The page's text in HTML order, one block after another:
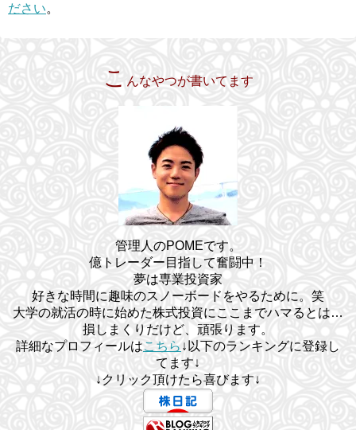
ださい。
こ んなやつが書いてます
管理人のPOMEです。
億トレーダー目指して奮闘中！
夢は専業投資家
好きな時間に趣味のスノーボードをやるために。笑
大学の就活の時に始めた株式投資にここまでハマるとは…
損しまくりだけど、頑張ります。
詳細なプロフィールはこちら ↓以下のランキングに登録し
てます↓
↓クリック頂けたら喜びます↓